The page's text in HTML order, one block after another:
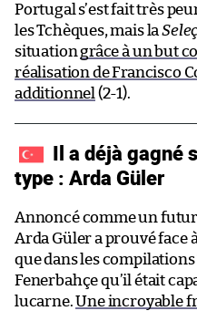
Portugal s’est fait très
les Tchèques, mais la
situationgrâce à un but
réalisation de Francisco
additionnel (2-1).
Il a déjà gagné
type : Arda Güler
Annoncé comme un
Arda Güler a prouvé face
que dans les
Fenerbahçe qu’il était
lucarne.Une incroyable